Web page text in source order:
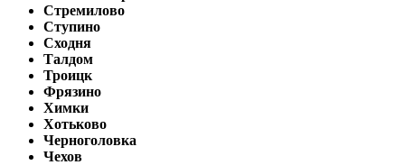
Стремилово
Ступино
Сходня
Талдом
Троицк
Фрязино
Химки
Хотьково
Черноголовка
Чехов